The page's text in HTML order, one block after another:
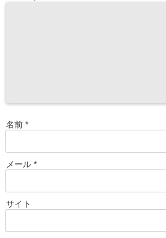
名前 *
メール *
サイト